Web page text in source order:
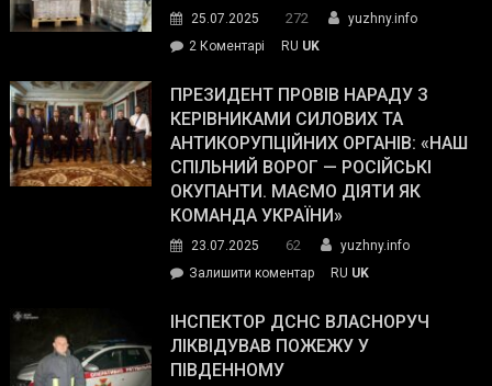
The
Street
Journal.
25.07.2025 272
yuzhny.info
2 Коментарі
Південному
працівникам
ОПЗ
з
матеріального
резерву
гуманітарну
допомогу
RU UK
ПРЕЗИДЕНТ ПРОВІВ НАРАДУ З
КЕРІВНИКАМИ СИЛОВИХ ТА
АНТИКОРУПЦІЙНИХ ОРГАНІВ: «НАШ
СПІЛЬНИЙ ВОРОГ — РОСІЙСЬКІ
ОКУПАНТИ. МАЄМО ДІЯТИ ЯК
КОМАНДА УКРАЇНИ»
23.07.2025 62
yuzhny.info
Залишити коментарon
провів
нараду
RU UK
ІНСПЕКТОР ДСНС ВЛАСНОРУЧ
ЛІКВІДУВАВ ПОЖЕЖУ У
ПІВДЕННОМУ